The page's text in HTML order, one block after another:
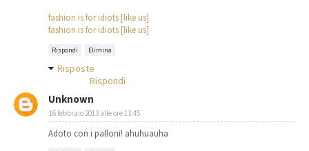
fashion is for idiots [like us]
fashion is for idiots [like us]
Rispondi Elimina
Risposte
Rispondi
Unknown
16 febbraio 2013 alle ore 13:45
Adoto con i palloni! ahuhuauha